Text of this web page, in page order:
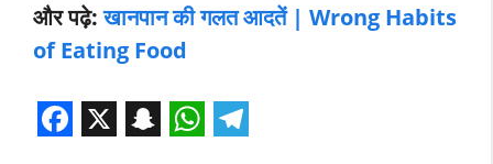
और पढ़े:खानपान की गलत आदतें | Wrong Habits
of Eating Food